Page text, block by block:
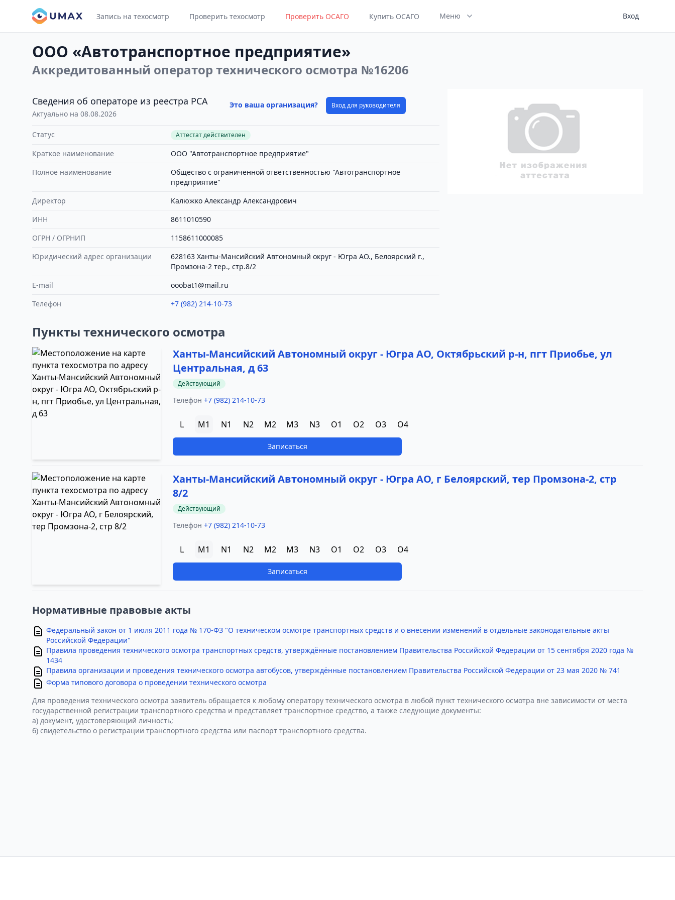
Запись на техосмотр Проверить техосмотр Проверить ОСАГО Купить ОСАГО Меню Вход
ООО «Автотранспортное предприятие»
Аккредитованный оператор технического осмотра №16206
Сведения об операторе из реестра РСА
Актуально на 08.08.2026
Это ваша организация? Вход для руководителя
Статус Аттестат действителен
Краткое наименование
ООО "Автотранспортное предприятие"
Полное наименование
Общество с ограниченной ответственностью "Автотранспортное
предприятие"
Директор
Калюжко Александр Александрович
ИНН
8611010590
ОГРН / ОГРНИП
1158611000085
Юридический адрес организации
628163 Ханты-Мансийский Автономный округ - Югра АО., Белоярский г.,
Промзона-2 тер., стр.8/2
E-mail
ooobat1@mail.ru
Телефон
+7 (982) 214-10-73
Пункты технического осмотра
Ханты-Мансийский Автономный округ - Югра АО, Октябрьский р-н, пгт Приобье, ул
Центральная, д 63
Действующий
Телефон +7 (982) 214-10-73
L M1 N1 N2 M2 M3 N3 O1 O2 O3 O4
Записаться
Ханты-Мансийский Автономный округ - Югра АО, г Белоярский, тер Промзона-2, стр
8/2
Действующий
Телефон +7 (982) 214-10-73
L M1 N1 N2 M2 M3 N3 O1 O2 O3 O4
Записаться
Нормативные правовые акты
Федеральный закон от 1 июля 2011 года № 170-ФЗ "О техническом осмотре транспортных средств и о внесении изменений в отдельные законодательные акты
Российской Федерации"
Правила проведения технического осмотра транспортных средств, утверждённые постановлением Правительства Российской Федерации от 15 сентября 2020 года №
1434
Правила организации и проведения технического осмотра автобусов, утверждённые постановлением Правительства Российской Федерации от 23 мая 2020 № 741
Форма типового договора о проведении технического осмотра
Для проведения технического осмотра заявитель обращается к любому оператору технического осмотра в любой пункт технического осмотра вне зависимости от места
государственной регистрации транспортного средства и представляет транспортное средство, а также следующие документы:
а) документ, удостоверяющий личность;
б) свидетельство о регистрации транспортного средства или паспорт транспортного средства.